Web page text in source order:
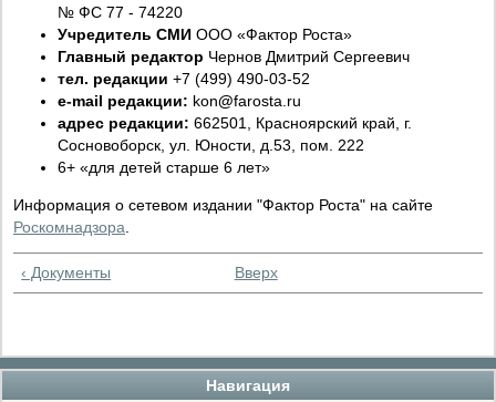
Навигация
№ ФС 77 - 74220
Учредитель СМИ ООО «Фактор Роста»
Главный редактор Чернов Дмитрий Сергеевич
тел. редакции +7 (499) 490-03-52
e-mail редакции: kon@farosta.ru
адрес редакции: 662501, Красноярский край, г.
Сосновоборск, ул. Юности, д.53, пом. 222
6+ «для детей старше 6 лет»
Информация о сетевом издании "Фактор Роста" на сайте
Роскомнадзора.
‹ Документы Вверх